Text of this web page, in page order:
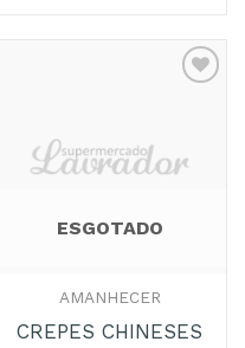
Favoritos
ESGOTADO
AMANHECER
CREPES CHINESES